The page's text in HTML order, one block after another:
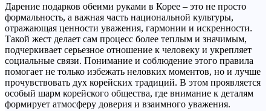
Дарение подарков обеими руками в Корее – это не просто
формальность, а важная часть национальной культуры,
отражающая ценности уважения, гармонии и искренности.
Такой жест делает сам процесс более теплым и значимым,
подчеркивает серьезное отношение к человеку и укрепляет
социальные связи. Понимание и соблюдение этого правила
помогает не только избежать неловких моментов, но и лучше
прочувствовать дух корейских традиций. В этом проявляется
особый шарм корейского общества, где внимание к деталям
формирует атмосферу доверия и взаимного уважения.